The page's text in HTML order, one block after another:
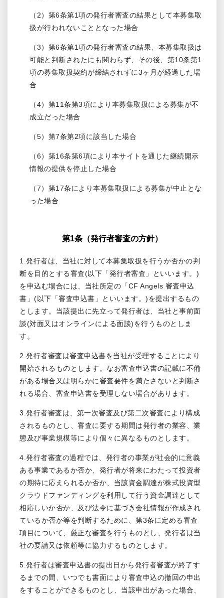
（2）第6条第1項の発行者審査の結果として本募集取
扱が行われないこととなった場合
（3）第6条第1項の発行者審査の結果、本募集取扱は
可能と判断されたにも関わらず、その後、第10条第1
項の募集取扱契約が締結されずに3ヶ月が経過した場
合
（4）第11条第3項により本募集取扱による募集が不
成立だった場合
（5）第7条第2項に該当した場合
（6）第16条第6項により本サイトを通じた継続開示
情報の提供を停止した場合
（7）第17条により本募集取扱による募集が中止とな
った場合
第1条（発行者審査の方針）
1.発行者は、当社に対して本募集取扱を行うか否かの判
断を目的とする審査(以下「発行者審査」といいます。)
を申込む場合には、当社所定の「CF Angels 審査申込
書」(以下「審査申込書」といいます。)を提出するもの
とします。当該提出に先立って発行者は、当社と事前面
談(対面又はオンラインによる面談)を行うものとしま
す。
2.発行者審査は審査申込書を当社が受理することにより
開始されるものとします。なお審査申込書の記載に不備
がある場合又は明らかに審査要件を満たさないと判断さ
れる場合、審査申込書を受理しない場合があります。
3.発行者審査は、第一次審査及び第二次審査により構成
されるものとし、審査に要する期間は発行者の業容、業
態及び事業規模等により個々に異なるものとします。
4.発行者審査の過程では、発行者の事業が社会的に意義
ある事業であるか否か、発行者が将来にわたって投資者
の期待に応えられるか否か、当該資金調達が株式投資型
クラウドファンディングを利用して行う資金調達として
相応しいか否か、及び法令に基づき会社情報が作成され
ているか否か等を判断するために、第3条に定める審査
項目について、厳正な審査を行うものとし、発行者は当
社の要請又は依頼等に協力するものとします。
5.発行者は審査申込書の提出日から発行者審査が終了す
るまでの間、いつでも書面により審査申込の撤回の申出
をすることができるものとし、当該申出があった場合、